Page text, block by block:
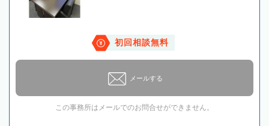
初回相談無料
メールする
この事務所はメールでのお問合せができません。